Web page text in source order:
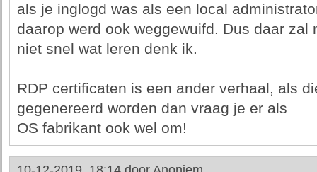
als je inglogd was als een local
daarop werd ook weggewuifd. Dus daar zal
niet snel wat leren denk ik.
RDP certificaten is een ander verhaal, als
gegenereerd worden dan vraag je er als
OS fabrikant ook wel om!